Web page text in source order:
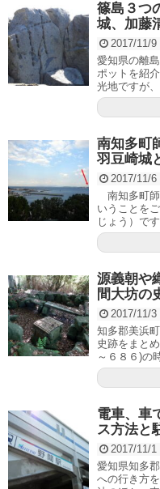
篠島３つ
城、加藤
2017/11/9
愛知県の離
ポットを紹
光地ですが
南知多町
羽豆崎城
2017/11/6
南知多町師
いうことを
じょう）で
源義朝や
間大坊の
2017/11/3
知多郡美浜
史跡をまと
～６８６)の
電車、車
ス方法と
2017/11/1
愛知県知多
への行き方